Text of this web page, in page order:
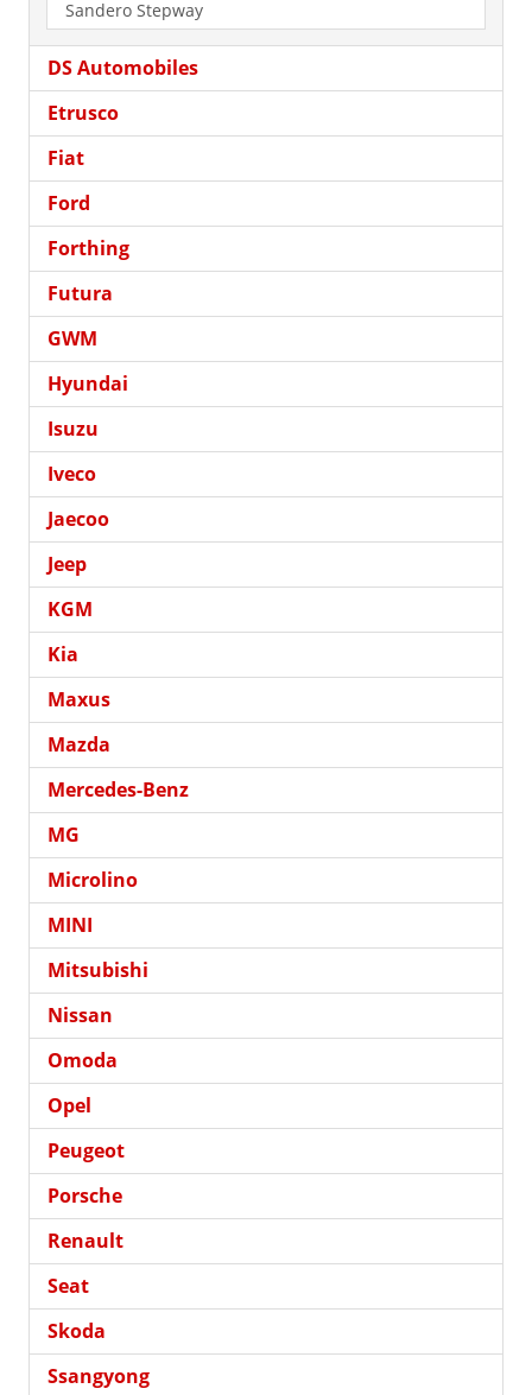
Sandero Stepway
DS Automobiles
Etrusco
Fiat
Ford
Forthing
Futura
GWM
Hyundai
Isuzu
Iveco
Jaecoo
Jeep
KGM
Kia
Maxus
Mazda
Mercedes-Benz
MG
Microlino
MINI
Mitsubishi
Nissan
Omoda
Opel
Peugeot
Porsche
Renault
Seat
Skoda
Ssangyong